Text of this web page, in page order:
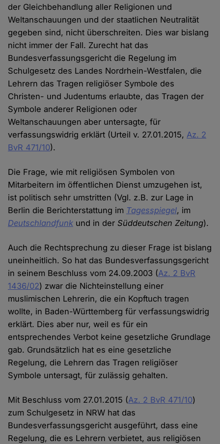
der Gleichbehandlung aller Religionen und
Weltanschauungen und der staatlichen Neutralität
gegeben sind, nicht überschreiten. Dies war bislang
nicht immer der Fall. Zurecht hat das
Bundesverfassungsgericht die Regelung im
Schulgesetz des Landes Nordrhein-Westfalen, die
Lehrern das Tragen religiöser Symbole des
Christen- und Judentums erlaubte, das Tragen der
Symbole anderer Religionen oder
Weltanschauungen aber untersagte, für
verfassungswidrig erklärt (Urteil v. 27.01.2015,Az. 2
BvR 471/10).
Die Frage, wie mit religiösen Symbolen von
Mitarbeitern im öffentlichen Dienst umzugehen ist,
ist politisch sehr umstritten (Vgl. z.B. zur Lage in
Berlin die Berichterstattung im Tagesspiegel, im
Deutschlandfunk und in derSüddeutschen Zeitung).
Auch die Rechtsprechung zu dieser Frage ist bislang
uneinheitlich. So hat das Bundesverfassungsgericht
in seinem Beschluss vom 24.09.2003 (Az. 2 BvR
1436/02) zwar die Nichteinstellung einer
muslimischen Lehrerin, die ein Kopftuch tragen
wollte, in Baden-Württemberg für verfassungswidrig
erklärt. Dies aber nur, weil es für ein
entsprechendes Verbot keine gesetzliche Grundlage
gab. Grundsätzlich hat es eine gesetzliche
Regelung, die Lehrern das Tragen religiöser
Symbole untersagt, für zulässig gehalten.
Mit Beschluss vom 27.01.2015 (Az. 2 BvR 471/10)
zum Schulgesetz in NRW hat das
Bundesverfassungsgericht ausgeführt, dass eine
Regelung, die es Lehrern verbietet, aus religiösen